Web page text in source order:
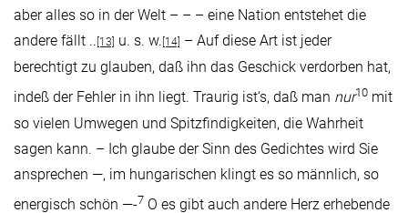
aber alles so in der Welt – – – eine Nation entstehet die
andere fällt .. [13] u. s. w. [14] – Auf diese Art ist jeder
berechtigt zu glauben, daß ihn das Geschick verdorben hat,
indeß der Fehler in ihn liegt. Traurig ist‘s, daß man nur10 mit
so vielen Umwegen und Spitzfindigkeiten, die Wahrheit
sagen kann. – Ich glaube der Sinn des Gedichtes wird Sie
ansprechen —, im hungarischen klingt es so männlich, so
energisch schön —-7 O es gibt auch andere Herz erhebende